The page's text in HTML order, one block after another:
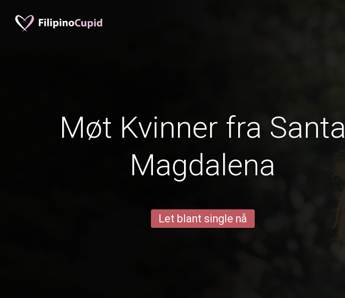
Møt Kvinner fra Santa
Magdalena
Let blant single nå